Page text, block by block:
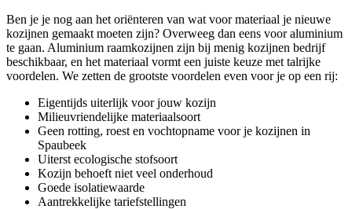
Ben je je nog aan het oriënteren van wat voor materiaal je nieuwe
kozijnen gemaakt moeten zijn? Overweeg dan eens voor aluminium
te gaan. Aluminium raamkozijnen zijn bij menig kozijnen bedrijf
beschikbaar, en het materiaal vormt een juiste keuze met talrijke
voordelen. We zetten de grootste voordelen even voor je op een rij:
Eigentijds uiterlijk voor jouw kozijn
Milieuvriendelijke materiaalsoort
Geen rotting, roest en vochtopname voor je kozijnen in
Spaubeek
Uiterst ecologische stofsoort
Kozijn behoeft niet veel onderhoud
Goede isolatiewaarde
Aantrekkelijke tariefstellingen